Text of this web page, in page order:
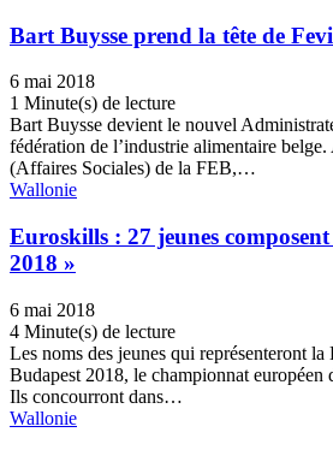
Bart Buysse prend la tête de
6 mai 2018
1 Minute(s) de lecture
Bart Buysse devient le nouvel
fédération de l’industrie alimentaire
(Affaires Sociales) de la FEB,…
Wallonie
Euroskills : 27 jeunes
2018 »
6 mai 2018
4 Minute(s) de lecture
Les noms des jeunes qui représenteront
Budapest 2018, le championnat européen
Ils concourront dans…
Wallonie